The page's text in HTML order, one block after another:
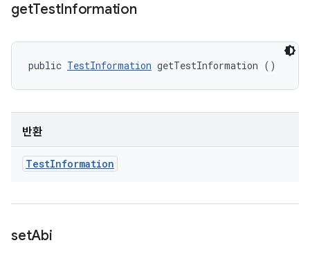
getTestInformation
public TestInformation getTestInformation ()
반환
TestInformation
setAbi